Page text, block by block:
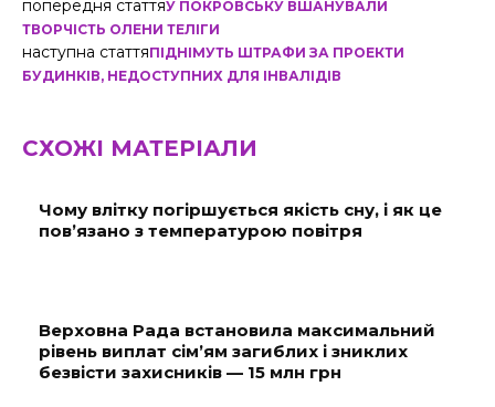
попередня статтяУ ПОКРОВСЬКУ ВШАНУВАЛИ
ТВОРЧІСТЬ ОЛЕНИ ТЕЛІГИ
наступна статтяПІДНІМУТЬ ШТРАФИ ЗА ПРОЕКТИ
БУДИНКІВ, НЕДОСТУПНИХ ДЛЯ ІНВАЛІДІВ
СХОЖІ МАТЕРІАЛИ
Чому влітку погіршується якість сну, і як це
пов’язано з температурою повітря
Верховна Рада встановила максимальний
рівень виплат сім’ям загиблих і зниклих
безвісти захисників — 15 млн грн